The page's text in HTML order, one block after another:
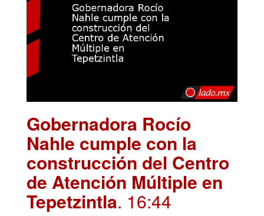
Gobernadora Rocío
Nahle cumple con la
construcción del Centro
de Atención Múltiple en
Tepetzintla. 16:44